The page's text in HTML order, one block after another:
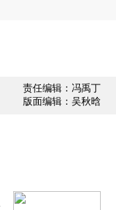
责任编辑：冯禹丁
版面编辑：吴秋晗